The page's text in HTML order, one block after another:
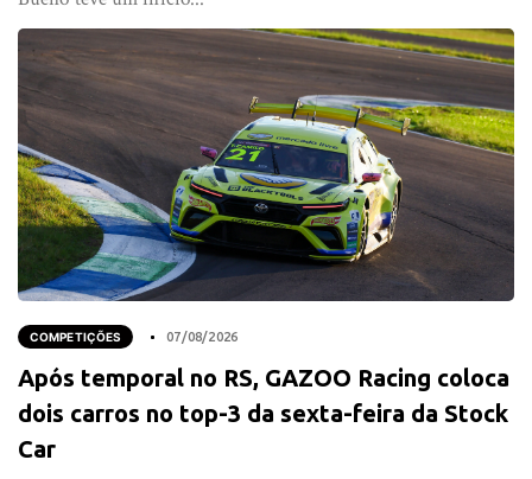
COMPETIÇÕES 07/08/2026
Após temporal no RS, GAZOO Racing coloca
dois carros no top-3 da sexta-feira da Stock
Car